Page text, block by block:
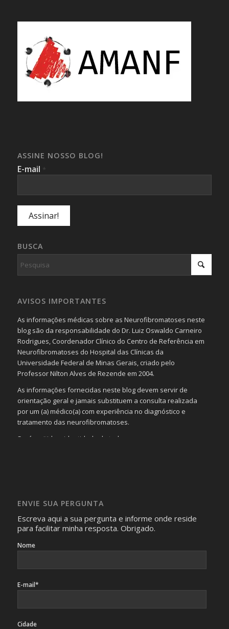
ASSINE NOSSO BLOG!
E-mail *
BUSCA
AVISOS IMPORTANTES
As informações médicas sobre as Neurofibromatoses neste
blog são da responsabilidade do Dr. Luiz Oswaldo Carneiro
Rodrigues, Coordenador Clínico do Centro de Referência em
Neurofibromatoses do Hospital das Clínicas da
Universidade Federal de Minas Gerais, criado pelo
Professor Nilton Alves de Rezende em 2004.
As informações fornecidas neste blog devem servir de
orientação geral e jamais substituem a consulta realizada
por um (a) médico(a) com experiência no diagnóstico e
tratamento das neurofibromatoses.
Será omitida a identidade de todas as pessoas que
identificação da pessoa fotografada.
ENVIE SUA PERGUNTA
Escreva aqui a sua pergunta e informe onde reside
para facilitar minha resposta. Obrigado.
Nome
E-mail*
Cidade